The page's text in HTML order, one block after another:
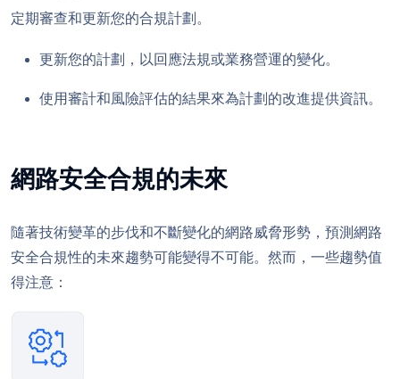
定期審查和更新您的合規計劃。
更新您的計劃，以回應法規或業務營運的變化。
使用審計和風險評估的結果來為計劃的改進提供資訊。
網路安全合規的未來
隨著技術變革的步伐和不斷變化的網路威脅形勢，預測網路
安全合規性的未來趨勢可能變得不可能。然而，一些趨勢值
得注意：